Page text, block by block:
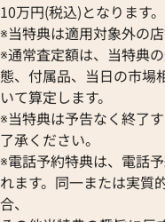
10万円(税込)となります。
※当特典は適用対象外の店
※通常査定額は、当特典
態、付属品、当日の市場
いて算定します。
※当特典は予告なく終了
了承ください。
※電話予約特典は、電話
れます。同一または実質
合、